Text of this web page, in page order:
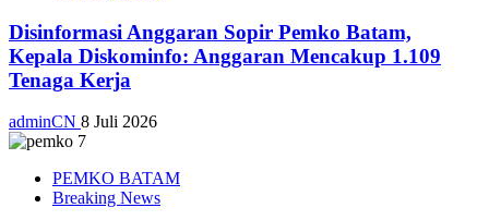
Disinformasi Anggaran Sopir Pemko Batam,
Kepala Diskominfo: Anggaran Mencakup 1.109
Tenaga Kerja
adminCN 8 Juli 2026
PEMKO BATAM
Breaking News